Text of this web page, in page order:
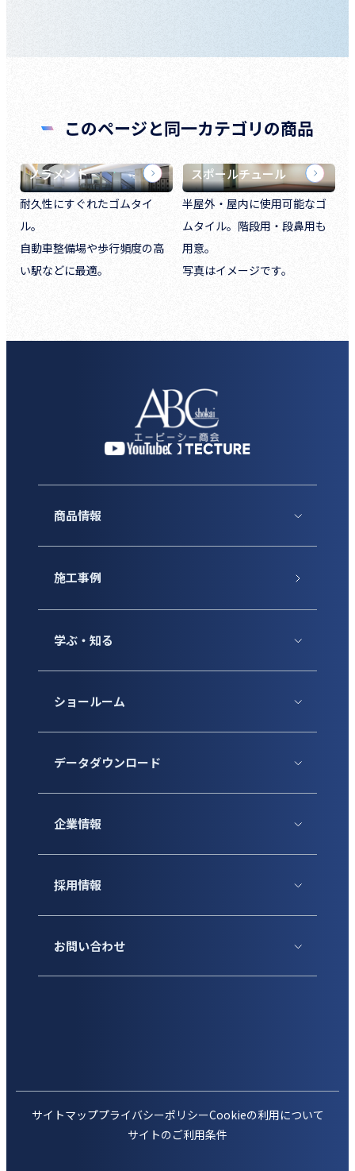
このページと同一カテゴリの商品
ノラメント
耐久性にすぐれたゴムタイ
ル。
自動車整備場や歩行頻度の高
い駅などに最適。
スポールチュール
半屋外・屋内に使用可能なゴ
ムタイル。階段用・段鼻用も
用意。
写真はイメージです。
商品情報
施工事例
学ぶ・知る
ショールーム
データダウンロード
企業情報
採用情報
お問い合わせ
サイトマッププライバシーポリシーCookieの利用について
サイトのご利用条件